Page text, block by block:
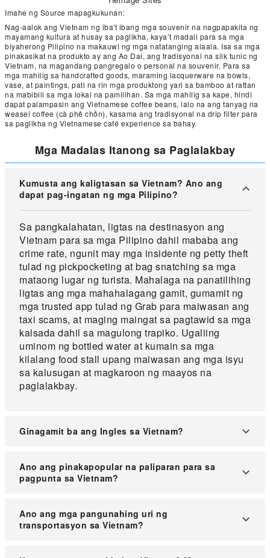
Imahe ng Source mapagkukunan:
Nag-aalok ang Vietnam ng iba't ibang mga souvenir na nagpapakita ng
mayamang kultura at husay sa paglikha, kaya’t madali para sa mga
biyaherong Pilipino na makauwi ng mga natatanging alaala. Isa sa mga
pinakasikat na produkto ay ang Ao Dai, ang tradisyonal na silk tunic ng
Vietnam, na magandang pangregalo o personal na souvenir. Para sa
mga mahilig sa handcrafted goods, maraming lacquerware na bowls,
vase, at paintings, pati na rin mga produktong yari sa bamboo at rattan
na mabibili sa mga lokal na pamilihan. Sa mga mahilig sa kape, hindi
dapat palampasin ang Vietnamese coffee beans, lalo na ang tanyag na
weasel coffee (cà phê chồn), kasama ang tradisyonal na drip filter para
sa paglikha ng Vietnamese café experience sa bahay.
Mga Madalas Itanong sa Paglalakbay
Kumusta ang kaligtasan sa Vietnam? Ano ang
dapat pag-ingatan ng mga Pilipino?
Sa pangkalahatan, ligtas na destinasyon ang
Vietnam para sa mga Pilipino dahil mababa ang
crime rate, ngunit may mga insidente ng petty theft
tulad ng pickpocketing at bag snatching sa mga
mataong lugar ng turista. Mahalaga na panatilihing
ligtas ang mga mahahalagang gamit, gumamit ng
mga trusted app tulad ng Grab para maiwasan ang
taxi scams, at maging maingat sa pagtawid sa mga
kalsada dahil sa magulong trapiko. Ugaliing
uminom ng bottled water at kumain sa mga
kilalang food stall upang maiwasan ang mga isyu
sa kalusugan at magkaroon ng maayos na
paglalakbay.
Ginagamit ba ang Ingles sa Vietnam?
Sa Vietnam, karaniwang ginagamit ang Ingles sa
mga lugar na madalas puntahan ng mga turista at
Ano ang pinakapopular na paliparan para sa
pagpunta sa Vietnam?
S: Ang mga pinakamainam na paliparan para sa
mga turista ay ang Noi Bai Airport sa Hanoi (HAN),
Ano ang mga pangunahing uri ng
transportasyon sa Vietnam?